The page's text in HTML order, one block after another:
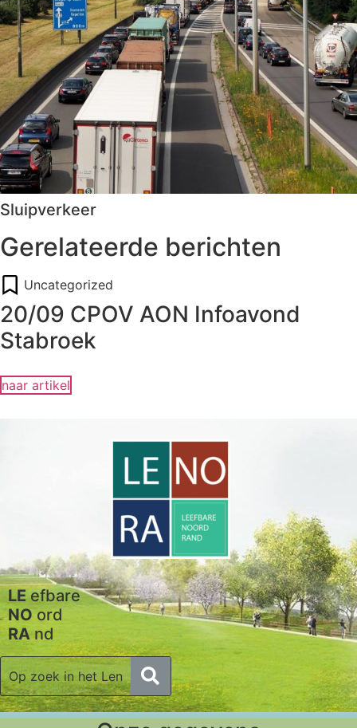
Sluipverkeer
Gerelateerde berichten
Uncategorized
20/09 CPOV AON Infoavond
Stabroek
naar artikel
LEefbare
NOord
RAnd